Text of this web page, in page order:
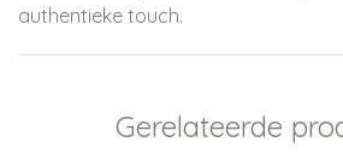
authentieke touch.
Gerelateerde